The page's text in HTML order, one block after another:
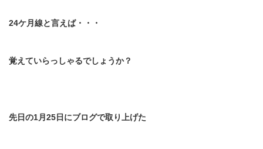
24ケ月線と言えば・・・
覚えていらっしゃるでしょうか？
先日の1月 25日にブログで取り上げた